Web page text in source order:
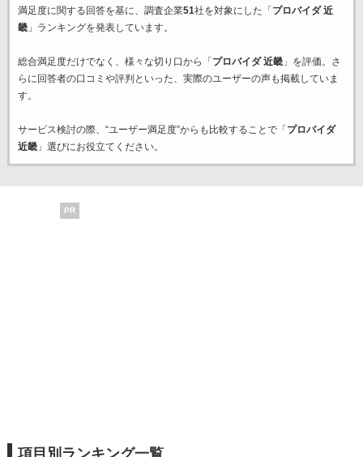
満足度に関する回答を基に、調査企業51社を対象にした「 プロバイダ 近
畿」ランキングを発表しています。
総合満足度だけでなく、様々な切り口から「 プロバイダ 近畿」を評価。さ
らに回答者の口コミや評判といった、実際のユーザーの声も掲載していま
す。
サービス検討の際、“ユーザー満足度”からも比較することで「 プロバイダ
近畿」選びにお役立てください。
PR
項目別ランキング一覧